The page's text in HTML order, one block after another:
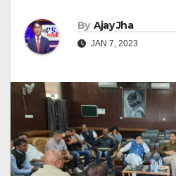
By Ajay Jha
JAN 7, 2023